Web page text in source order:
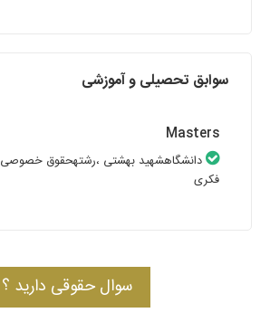
سوابق تحصیلی و آموزشی
Masters
دانشگاهشهید بهشتی ،رشتهحقوق خصوصی
فکری
سوال حقوقی دارید ؟